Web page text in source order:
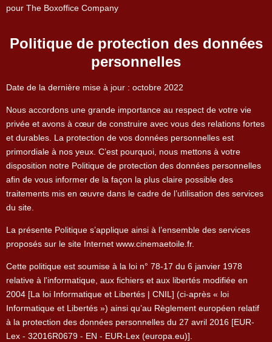
pour The Boxoffice Company
Politique de protection des données
personnelles
Date de la dernière mise à jour : octobre 2022
Nous accordons une grande importance au respect de votre vie
privée et avons à cœur de construire avec vous des relations fortes
et durables. La protection de vos données personnelles est
primordiale à nos yeux. C’est pourquoi, nous mettons à votre
disposition notre Politique de protection des données personnelles
afin de vous informer de la façon la plus claire possible des
traitements mis en œuvre dans le cadre de l’utilisation des services
du site.
La présente Politique s’applique ainsi à l’ensemble des services
proposés sur le site Internet www.cinemaetoile.fr.
Cette politique est soumise à la loi n° 78-17 du 6 janvier 1978
relative à l'informatique, aux fichiers et aux libertés modifiée en
2004 [La loi Informatique et Libertés | CNIL] (ci-après « loi
Informatique et Libertés ») ainsi qu’au Règlement européen relatif
à la protection des données personnelles du 27 avril 2016 [EUR-
Lex - 32016R0679 - EN - EUR-Lex (europa.eu)].